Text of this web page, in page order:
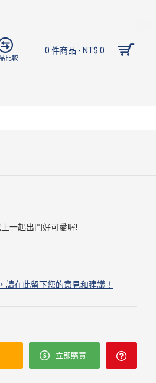
比較
0 件商品 - NT$ 0
一起出門好可愛喔!
請在此留下您的意見和建議！
立即購買